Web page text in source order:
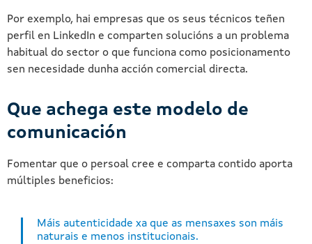
Por exemplo, hai empresas que os seus técnicos teñen
perfil en LinkedIn e comparten solucións a un problema
habitual do sector o que funciona como posicionamento
sen necesidade dunha acción comercial directa.
Que achega este modelo de
comunicación
Fomentar que o persoal cree e comparta contido aporta
múltiples beneficios:
Máis autenticidade xa que as mensaxes son máis
naturais e menos institucionais.